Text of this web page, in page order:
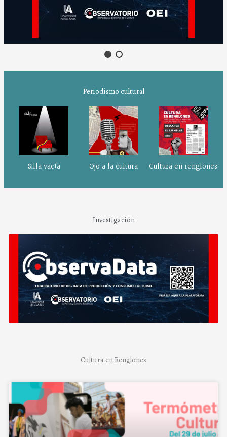
Periodismo cultural
Silla vacía Ojo a la cultura Cultura en renglones
Investigación
Cultura en Renglones